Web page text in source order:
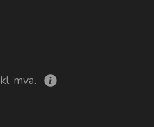
mva.